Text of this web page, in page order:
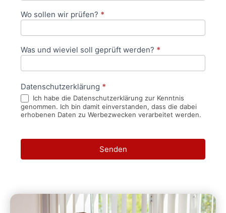
Wo sollen wir prüfen? *
Was und wieviel soll geprüft werden? *
Datenschutzerklärung *
Ich habe die Datenschutzerklärung zur Kenntnis
genommen. Ich bin damit einverstanden, dass die dabei
erhobenen Daten zu Werbezwecken verarbeitet werden.
Senden